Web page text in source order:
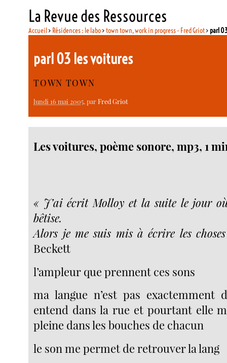
La Revue des Ressources
Accueil> Résidences : le labo>town town, work in progress - Fred Griot> parl
parl 03 les voitures
TOWN TOWN
lundi 16 mai 2005, parFred Griot
Les voitures, poème sonore, mp3, 1
« J’ai écrit Molloy et la suite le jour
bêtise.
Alors je me suis mis à écrire les
Beckett
l’ampleur que prennent ces sons
ma langue n’est pas exactemment
entend dans la rue et pourtant elle
pleine dans les bouches de chacun
le son me permet de retrouver la lang